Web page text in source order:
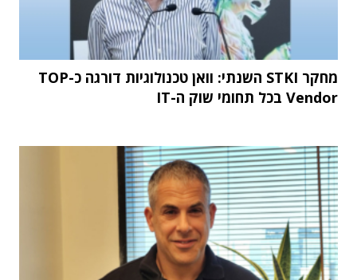
מחקר STKI השנתי: וואן טכנולוגיות דורגה כ-TOP
Vendor בכל תחומי שוק ה-IT